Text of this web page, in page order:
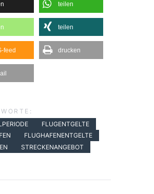
teilen
teilen
feed drucken
FLUGENTGELTE
FLUGHAFENENTGELTE
STRECKENANGEBOT